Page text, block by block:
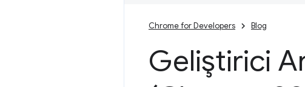
Chrome for Developers Blog
Geliştirici